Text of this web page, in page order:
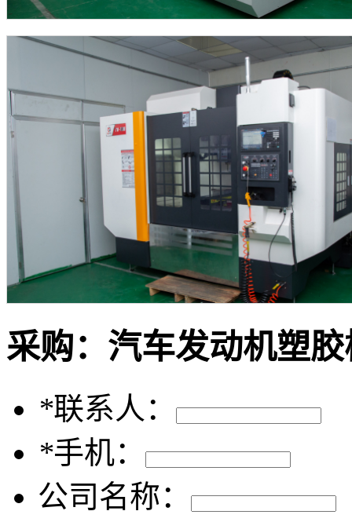
采购： 汽车发动机塑
*联系人：
*手机：
公司名称：